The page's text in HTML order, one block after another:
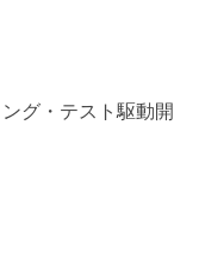
グ・テスト駆動開